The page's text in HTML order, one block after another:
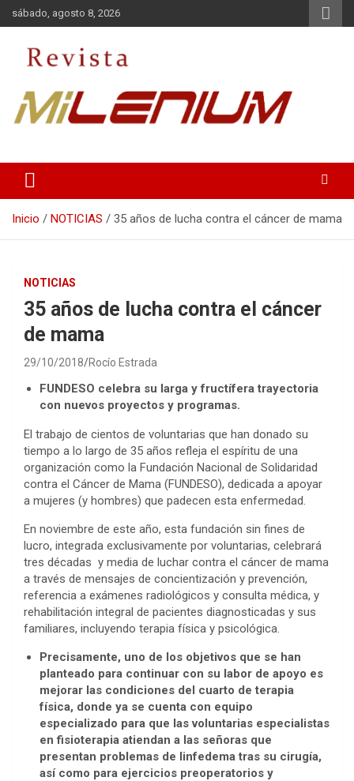
Saltar
al
sábado, agosto 8, 2026
Inicio NOTICIAS 35 años de lucha contra el cáncer de mama
NOTICIAS
35 años de lucha contra el cáncer
de mama
29/10/2018 Rocío Estrada
FUNDESO celebra su larga y fructífera trayectoria
con nuevos proyectos y programas.
El trabajo de cientos de voluntarias que han donado su
tiempo a lo largo de 35 años refleja el espíritu de una
organización como la Fundación Nacional de Solidaridad
contra el Cáncer de Mama (FUNDESO), dedicada a apoyar
a mujeres (y hombres) que padecen esta enfermedad.
En noviembre de este año, esta fundación sin fines de
lucro, integrada exclusivamente por voluntarias, celebrará
tres décadas y media de luchar contra el cáncer de mama
a través de mensajes de concientización y prevención,
referencia a exámenes radiológicos y consulta médica, y
rehabilitación integral de pacientes diagnosticadas y sus
familiares, incluyendo terapia física y psicológica.
Precisamente, uno de los objetivos que se han
planteado para continuar con su labor de apoyo es
mejorar las condiciones del cuarto de terapia
física, donde ya se cuenta con equipo
especializado para que las voluntarias especialistas
en fisioterapia atiendan a las señoras que
presentan problemas de linfedema tras su cirugía,
así como para ejercicios preoperatorios y